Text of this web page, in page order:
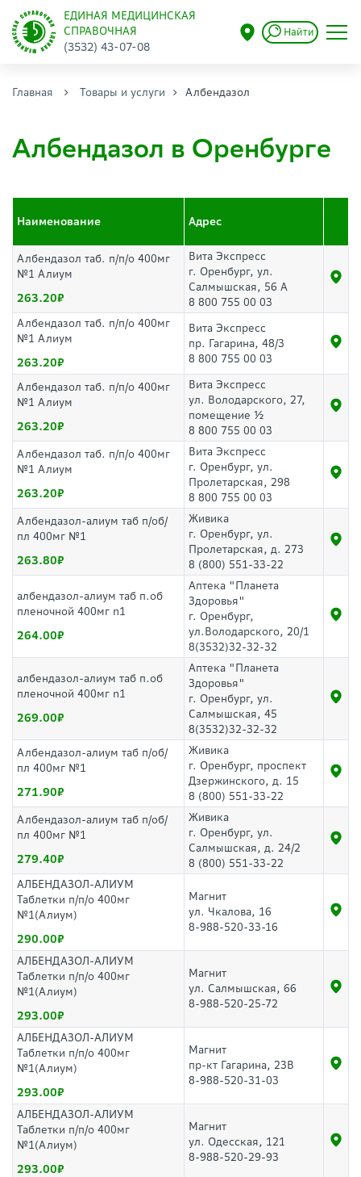
ЕДИНАЯ МЕДИЦИНСКАЯ
СПРАВОЧНАЯ
(3532) 43-07-08
Найти
Главная Товары и услуги Албендазол
Албендазол в Оренбурге
Наименование Адрес
Албендазол таб. п/п/о 400мг
№1 Алиум
263.20
Вита Экспресс
г. Оренбург, ул.
Салмышская, 56 А
8 800 755 00 03
Албендазол таб. п/п/о 400мг
№1 Алиум
263.20
Вита Экспресс
пр. Гагарина, 48/3
8 800 755 00 03
Албендазол таб. п/п/о 400мг
№1 Алиум
263.20
Вита Экспресс
ул. Володарского, 27,
помещение ½
8 800 755 00 03
Албендазол таб. п/п/о 400мг
№1 Алиум
263.20
Вита Экспресс
г. Оренбург, ул.
Пролетарская, 298
8 800 755 00 03
Албендазол-алиум таб п/об/
пл 400мг №1
263.80
Живика
г. Оренбург, ул.
Пролетарская, д. 273
8 (800) 551-33-22
албендазол-алиум таб п.об
пленочной 400мг n1
264.00
Аптека "Планета
Здоровья"
г. Оренбург,
ул.Володарского, 20/1
8(3532)32-32-32
албендазол-алиум таб п.об
пленочной 400мг n1
269.00
Аптека "Планета
Здоровья"
г. Оренбург, ул.
Салмышская, 45
8(3532)32-32-32
Албендазол-алиум таб п/об/
пл 400мг №1
271.90
Живика
г. Оренбург, проспект
Дзержинского, д. 15
8 (800) 551-33-22
Албендазол-алиум таб п/об/
пл 400мг №1
279.40
Живика
г. Оренбург, ул.
Салмышская, д. 24/2
8 (800) 551-33-22
АЛБЕНДАЗОЛ-АЛИУМ
Таблетки п/п/о 400мг
№1(Алиум)
290.00
Магнит
ул. Чкалова, 16
8-988-520-33-16
АЛБЕНДАЗОЛ-АЛИУМ
Таблетки п/п/о 400мг
№1(Алиум)
293.00
Магнит
ул. Салмышская, 66
8-988-520-25-72
АЛБЕНДАЗОЛ-АЛИУМ
Таблетки п/п/о 400мг
№1(Алиум)
293.00
Магнит
пр-кт Гагарина, 23В
8-988-520-31-03
АЛБЕНДАЗОЛ-АЛИУМ
Таблетки п/п/о 400мг
№1(Алиум)
293.00
Магнит
ул. Одесская, 121
8-988-520-29-93